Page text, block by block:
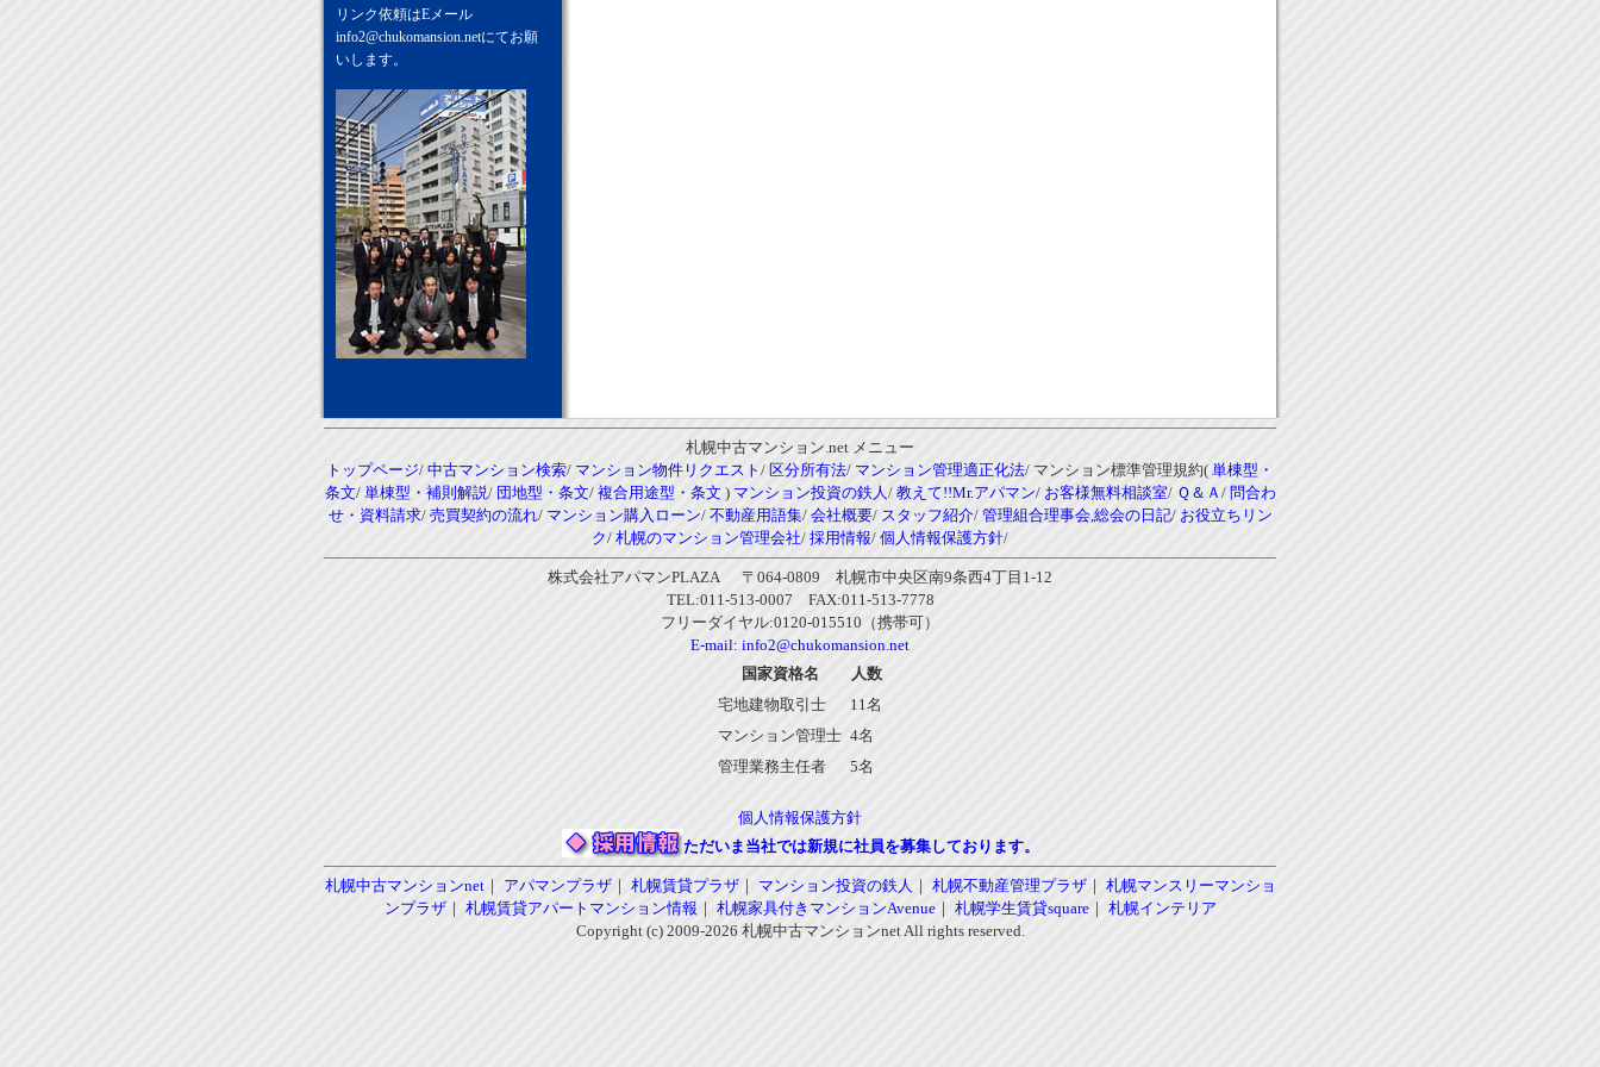
リンク依頼はEメール
info2@chukomansion.netにてお願
いします。
札幌中古マンション.net メニュー
トップページ/ 中古マンション検索/ マンション物件リクエスト / 区分所有法/ マンション管理適正化法/ マンション標準管理規約( 単棟型・
条文/ 単棟型・補則解説/ 団地型・条文/ 複合用途型・条文 ) マンション投資の鉄人/ 教えて!!Mr.アパマン/ お客様無料相談室/ Ｑ＆Ａ / 問合わ
せ・資料請求/ 売買契約の流れ/ マンション購入ローン/ 不動産用語集/ 会社概要/ スタッフ紹介/ 管理組合理事会,総会の日記/ お役立ちリン
ク/ 札幌のマンション管理会社/ 採用情報/ 個人情報保護方針/
株式会社アパマンPLAZA 〒064-0809 札幌市中央区南9条西4丁目1-12
TEL:011-513-0007 FAX:011-513-7778
フリーダイヤル:0120-015510（携帯可）
E-mail: info2@chukomansion.net
国家資格名
人数
宅地建物取引士
11名
マンション管理士 4名
管理業務主任者
5名
個人情報保護方針
ただいま当社では新規に社員を募集しております。
札幌中古マンションnet｜ アパマンプラザ｜ 札幌賃貸プラザ｜ マンション投資の鉄人 ｜ 札幌不動産管理プラザ｜ 札幌マンスリーマンショ
ンプラザ｜ 札幌賃貸アパートマンション情報 ｜ 札幌家具付きマンションAvenue｜ 札幌学生賃貸square｜ 札幌インテリア
Copyright (c) 2009-2026 札幌中古マンションnet All rights reserved.